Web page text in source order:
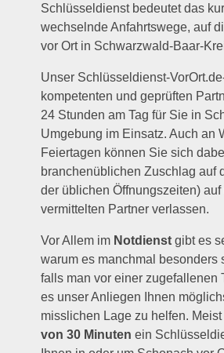
Schlüsseldienst bedeutet das
wechselnde Anfahrtswege, auf
vor Ort in Schwarzwald-Baar-
Unser Schlüsseldienst-
kompetenten und geprüften
24 Stunden am Tag für Sie in
Umgebung im Einsatz. Auch an
Feiertagen können Sie sich
branchenüblichen Zuschlag auf
der üblichen Öffnungszeiten)
vermittelten Partner verlassen.
Vor Allem im Notdienst gibt es
warum es manchmal besonders
falls man vor einer zugefallenen
es unser Anliegen Ihnen
misslichen Lage zu helfen.
von 30 Minuten ein